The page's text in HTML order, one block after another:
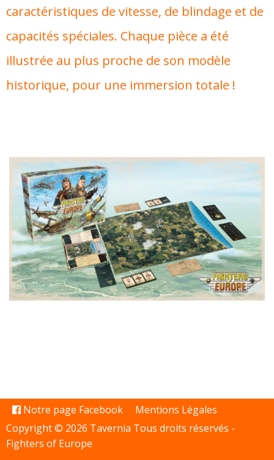
caractéristiques de vitesse, de blindage et de
capacités spéciales. Chaque pièce a été
illustrée au plus proche de son modèle
historique, pour une immersion totale !
Notre page Facebook
Mentions Légales
Copyright © 2026 Tavernia Tous droits réservés -
Fighters of Europe